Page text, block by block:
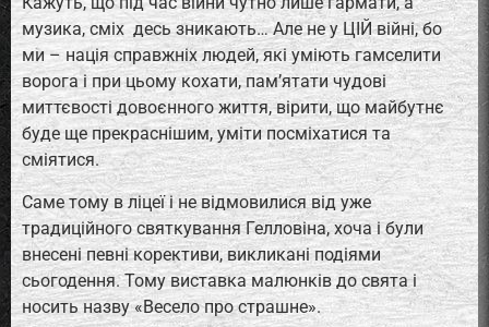
музика, сміх десь зникають… Але не у ЦІЙ війні, бо
ми – нація справжніх людей, які уміють гамселити
ворога і при цьому кохати, пам’ятати чудові
миттєвості довоєнного життя, вірити, що майбутнє
буде ще прекраснішим, уміти посміхатися та
сміятися.
Саме тому в ліцеї і не відмовилися від уже
традиційного святкування Гелловіна, хоча і були
внесені певні корективи, викликані подіями
сьогодення. Тому виставка малюнків до свята і
носить назву «Весело про страшне».